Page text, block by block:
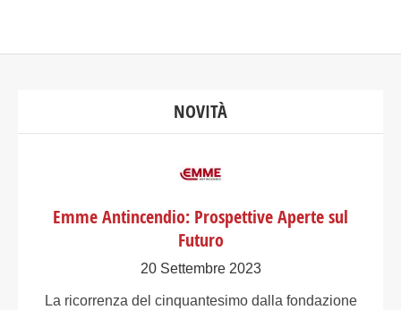
NOVITÀ
Emme Antincendio: Prospettive Aperte sul
Futuro
20 Settembre 2023
​La ricorrenza del cinquantesimo dalla fondazione